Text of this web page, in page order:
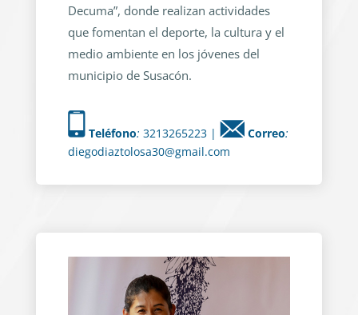
Decuma”, donde realizan actividades
que fomentan el deporte, la cultura y el
medio ambiente en los jóvenes del
municipio de Susacón.
Teléfono: 3213265223 | Correo:
diegodiaztolosa30@gmail.com